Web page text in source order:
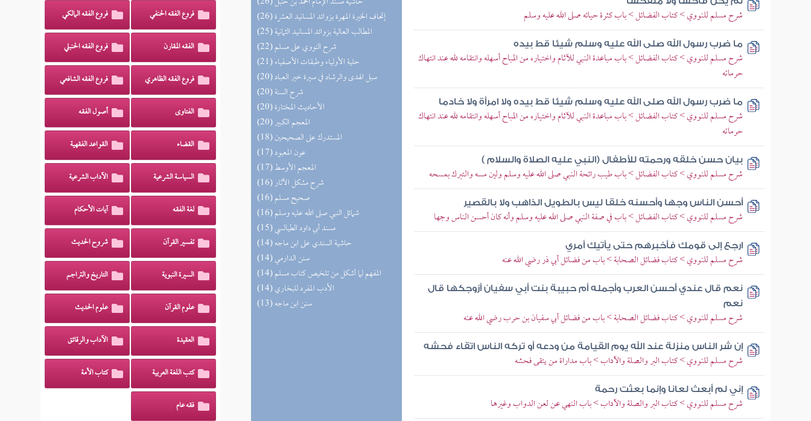
(26) إتحاف الخيرة المهرة بزوائد المسانيد العشرة
(25) المطالب العالية بزوائد المسانيد الثمانية
(22) شرح النووي على مسلم
(21) حلية الأولياء وطبقات الأصفياء
(20) سبل الهدى والرشاد في سيرة خير العباد
(20) شرح السنة
(20) الأحاديث المختارة
(20) المعجم الكبير
(18) المستدرك على الصحيحين
(17) عون المعبود
(17) المعجم الأوسط
(16) شرح مشكل الآثار
(16) صحيح مسلم
(16) شمائل النبي صلى الله عليه وسلم
(15) مسند أبي داود الطيالسي
(14) حاشية السندي على ابن ماجه
(14) سنن الدارمي
(14) المفهم لما أشكل من تلخيص كتاب مسلم
(14) الأدب المفرد للبخاري
(13) سنن ابن ماجه
شرح مسلم للنووي > كتاب الفضائل > باب كثرة حيائه صلى الله عليه وسلم
ما ضرب رسول الله صلى الله عليه وسلم شيئا قط بيده
شرح مسلم للنووي > كتاب الفضائل > باب مباعدة النبي للآثام واختياره من المباح أسهله وانتقامه لله عند انتهاك
حرماته
ما ضرب رسول الله صلى الله عليه وسلم شيئا قط بيده ولا امرأة ولا خادما
شرح مسلم للنووي > كتاب الفضائل > باب مباعدة النبي للآثام واختياره من المباح أسهله وانتقامه لله عند انتهاك
حرماته
بيان حسن خلقه ورحمته للأطفال (النبي عليه الصلاة والسلام )
شرح مسلم للنووي > كتاب الفضائل > باب طيب رائحة النبي صلى الله عليه وسلم ولين مسه والتبرك بمسحه
أحسن الناس وجها وأحسنه خلقا ليس بالطويل الذاهب ولا بالقصير
شرح مسلم للنووي > كتاب الفضائل > باب في صفة النبي صلى الله عليه وسلم وأنه كان أحسن الناس وجها
ارجع إلى قومك فأخبرهم حتى يأتيك أمري
شرح مسلم للنووي > كتاب فضائل الصحابة > باب من فضائل أبي ذر رضي الله عنه
نعم قال عندي أحسن العرب وأجمله أم حبيبة بنت أبي سفيان أزوجكها قال
نعم
شرح مسلم للنووي > كتاب فضائل الصحابة > باب من فضائل أبي سفيان بن حرب رضي الله عنه
إن شر الناس منزلة عند الله يوم القيامة من ودعه أو تركه الناس اتقاء فحشه
شرح مسلم للنووي > كتاب البر والصلة والآداب > باب مداراة من يتقى فحشه
إني لم أبعث لعانا وإنما بعثت رحمة
شرح مسلم للنووي > كتاب البر والصلة والآداب > باب النهي عن لعن الدواب وغيرها
فروع الفقه الحنفي فروع الفقه المالكي
الفقه المقارن فروع الفقه الحنبلي
فروع الفقه الظاهري فروع الفقه الشافعي
الفتاوى أصول الفقه
القضاء القواعد الفقهية
السياسة الشرعية الآداب الشرعية
لغة الفقه آيات الأحكام
تفسير القرآن شروح الحديث
السيرة النبوية التاريخ والتراجم
علوم القرآن علوم الحديث
العقيدة الآداب والرقائق
كتب اللغة العربية كتاب الأمة
فقه عام